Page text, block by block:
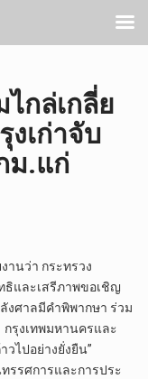
กล่เกลี่ย
เก่าจับ
ม.แก่
านว่า กระทรวง
ธิและเสรีภาพขอเชิญ
ศาลมีคำพิพากษา ร่วม
กรุงเทพมหานครและ
ไปอย่างยั่งยืน”
รรศการและการประ